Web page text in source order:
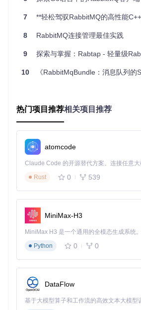
然后进行翻译。翻译完成后的
意保持原文的技术准确性，同时使用流
📌第六步：提交翻译成果当你完成翻译
📌第七步：提交 PR
代码合并请求）到原项目仓库，等待项
并。
完成基础配置后，我们来看这些功能如
让翻译工作更加高效和有序。
场景拓展：RabbitMQ 中文文
应用
在实际的软件开发中，RabbitMQ 有着
使用 RabbitMQ 中文文档，开发者可以
场景，并将其应用到自己的项目中。
例如，在电商平台中，订单处理是一个
RabbitMQ 实现消息队列，可以将订单
实现异步处理。假设某电商平台在促销
增，通过 RabbitMQ 可以将订单请求放
计，采用这种方式后，电商订单处理峰
7 **轻松驾驭RabbitMQ的高性能
8 RabbitMQ连接管理最佳实践
9 探索与掌握：Rabtap - 轻量级
10 《RabbitMqBundle：消息队列的
热门项目推荐相关项目推荐
atomcode
Rust
0 539
MiniMax-H3
Python
0 0
DataFlow
基于大模型算子和工作流的高效文本大模型